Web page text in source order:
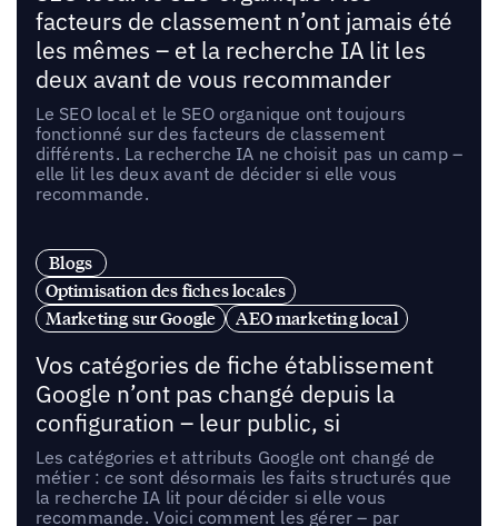
facteurs de classement n’ont jamais été
les mêmes – et la recherche IA lit les
deux avant de vous recommander
Le SEO local et le SEO organique ont toujours
fonctionné sur des facteurs de classement
différents. La recherche IA ne choisit pas un camp –
elle lit les deux avant de décider si elle vous
recommande.
Blogs
Optimisation des fiches locales
Marketing sur Google
AEO marketing local
Vos catégories de fiche établissement
Google n’ont pas changé depuis la
configuration – leur public, si
Les catégories et attributs Google ont changé de
métier : ce sont désormais les faits structurés que
la recherche IA lit pour décider si elle vous
recommande. Voici comment les gérer – par